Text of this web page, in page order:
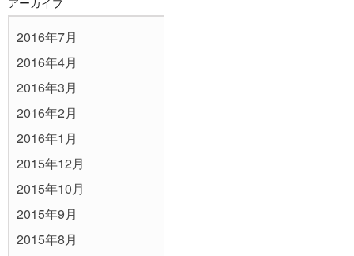
2016年7月
2016年4月
2016年3月
2016年2月
2016年1月
2015年12月
2015年10月
2015年9月
2015年8月